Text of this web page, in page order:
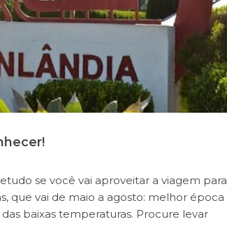
se você vai aproveitar a viagem para
que vai de maio a agosto: melhor época
baixas temperaturas. Procure levar